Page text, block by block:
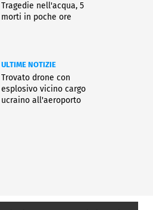
Tragedie nell'acqua, 5
morti in poche ore
ULTIME NOTIZIE
Trovato drone con
esplosivo vicino cargo
ucraino all'aeroporto